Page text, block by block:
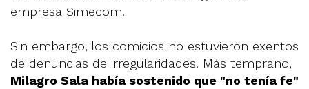
empresa Simecom.
Sin embargo, los comicios no estuvieron exentos
de denuncias de irregularidades. Más temprano,
Milagro Sala había sostenido que "no tenía fe"